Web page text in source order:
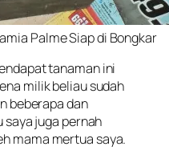
Palme Siap di Bongkar
tanaman ini
milik beliau sudah
beberapa dan
saya juga pernah
mama mertua saya.